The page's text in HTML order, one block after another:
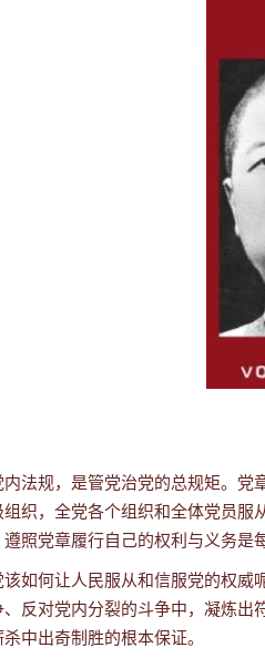
法规，是管党治党的总规矩。党
织，全党各个组织和全体党员服
照党章履行自己的权利与义务是
如何让人民服从和信服党的权威呢
反对党内分裂的斗争中，凝炼
中出奇制胜的根本保证。